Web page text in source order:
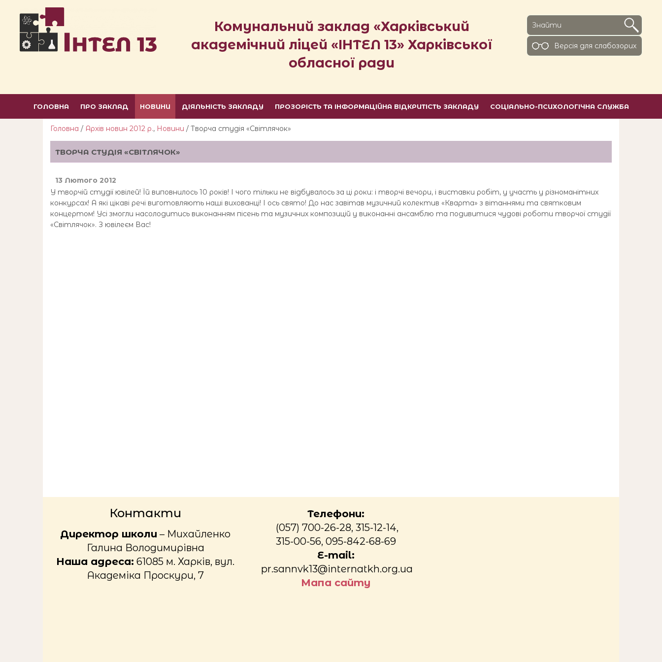
Комунальний заклад «Харківський
академічний ліцей «ІНТЕЛ 13» Харківської
обласної ради
Версiя для слабозорих
ГОЛОВНА ПРО ЗАКЛАД НОВИНИ ДІЯЛЬНІСТЬ ЗАКЛАДУ ПРОЗОРІСТЬ ТА ІНФОРМАЦІЙНА ВІДКРИТІСТЬ ЗАКЛАДУ СОЦІАЛЬНО-ПСИХОЛОГІЧНА СЛУЖБА
Головна / Архів новин 2012 р., Новини / Творча студія «Світлячок»
ТВОРЧА СТУДІЯ «СВІТЛЯЧОК»
13 Лютого 2012
У творчій студії ювілей! Їй виповнилось 10 років! І чого тільки не відбувалось за ці роки: і творчі вечори, і виставки робіт, у участь у різноманітних
конкурсах! А які цікаві речі виготовляють наші вихованці! І ось свято! До нас завітав музичний колектив «Кварта» з вітаннями та святковим
концертом! Усі змогли насолодитись виконанням пісень та музичних композицій у виконанні ансамблю та подивитися чудові роботи творчої студії
«Світлячок». З ювілеєм Вас!
Контакти
Директор школи – Михайленко
Галина Володимирівна
Наша адреса: 61085 м. Харків, вул.
Академіка Проскури, 7
Телефони:
(057) 700-26-28, 315-12-14,
315-00-56, 095-842-68-69
E-mail:
pr.sannvk13@internatkh.org.ua
Мапа сайту